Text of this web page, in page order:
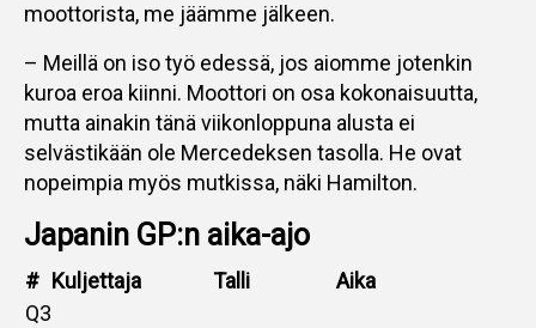
moottorista, me jäämme jälkeen.
– Meillä on iso työ edessä, jos aiomme jotenkin
kuroa eroa kiinni. Moottori on osa kokonaisuutta,
mutta ainakin tänä viikonloppuna alusta ei
selvästikään ole Mercedeksen tasolla. He ovat
nopeimpia myös mutkissa, näki Hamilton.
Japanin GP:n aika-ajo
# Kuljettaja Talli
Aika
Q3